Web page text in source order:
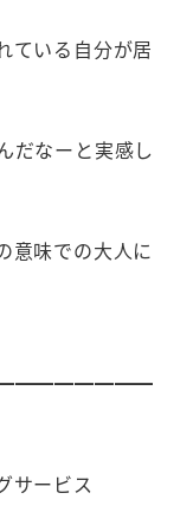
ている自分が居
だなーと実感し
意味での大人に
サービス